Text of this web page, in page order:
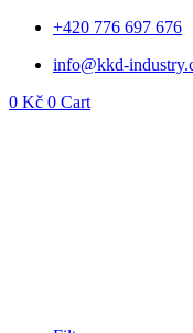
Přejít
obsahu
+420 776 697 676
info@kkd-
0 Kč 0 Cart